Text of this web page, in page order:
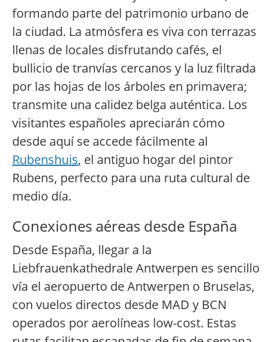
formando parte del patrimonio urbano de
la ciudad. La atmósfera es viva con terrazas
llenas de locales disfrutando cafés, el
bullicio de tranvías cercanos y la luz filtrada
por las hojas de los árboles en primavera;
transmite una calidez belga auténtica. Los
visitantes españoles apreciarán cómo
desde aquí se accede fácilmente al
Rubenshuis, el antiguo hogar del pintor
Rubens, perfecto para una ruta cultural de
medio día.
Conexiones aéreas desde España
Desde España, llegar a la
Liebfrauenkathedrale Antwerpen es sencillo
vía el aeropuerto de Antwerpen o Bruselas,
con vuelos directos desde MAD y BCN
operados por aerolíneas low-cost. Estas